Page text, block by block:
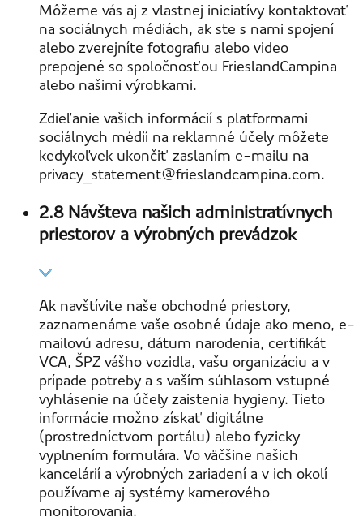
Môžeme vás aj z vlastnej iniciatívy kontaktovať
na sociálnych médiách, ak ste s nami spojení
alebo zverejníte fotografiu alebo video
prepojené so spoločnosťou FrieslandCampina
alebo našimi výrobkami.
Zdieľanie vašich informácií s platformami
sociálnych médií na reklamné účely môžete
kedykoľvek ukončiť zaslaním e-mailu na
privacy_statement@frieslandcampina.com.
2.8 Návšteva našich administratívnych
priestorov a výrobných prevádzok
Ak navštívite naše obchodné priestory,
zaznamenáme vaše osobné údaje ako meno, e-
mailovú adresu, dátum narodenia, certifikát
VCA, ŠPZ vášho vozidla, vašu organizáciu a v
prípade potreby a s vaším súhlasom vstupné
vyhlásenie na účely zaistenia hygieny. Tieto
informácie možno získať digitálne
(prostredníctvom portálu) alebo fyzicky
vyplnením formulára. Vo väčšine našich
kancelárií a výrobných zariadení a v ich okolí
používame aj systémy kamerového
monitorovania.